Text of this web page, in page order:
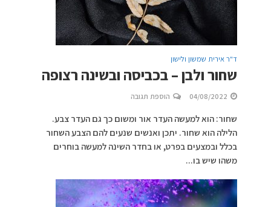
ד"ר אירית שמשון ולישון
שחור ולבן – בכביסה ובשינה רצופה
04/08/2022 הוספת תגובה
שחור: הוא למעשה העדר אור ומשום כך גם העדר צבע.
הלילה הוא שחור. יתכן ואנשים שנעים להם הצבע השחור
בכלל ובמצעים בפרט, או בחדר השינה למעשה בוחרים
משהו שיש בו...